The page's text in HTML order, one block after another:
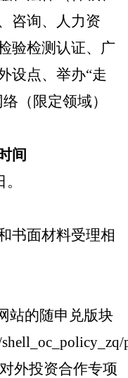
咨询、人力资
验检测认证、广
设点、举办“走
（限定领域）
间
面材料受理相
的随申兑版块
外投资合作专项